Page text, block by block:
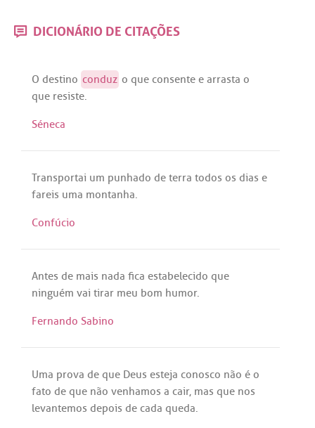
DICIONÁRIO DE CITAÇÕES
O destino conduz o que consente e arrasta o
que resiste.
Séneca
Transportai um punhado de terra todos os dias e
fareis uma montanha.
Confúcio
Antes de mais nada fica estabelecido que
ninguém vai tirar meu bom humor.
Fernando Sabino
Uma prova de que Deus esteja conosco não é o
fato de que não venhamos a cair, mas que nos
levantemos depois de cada queda.